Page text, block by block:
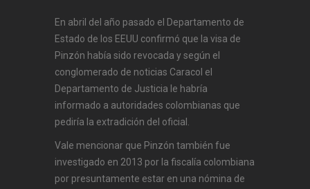
En abril del año pasado el Departamento de
Estado de los EEUU confirmó que la visa de
Pinzón había sido revocada y según el
conglomerado de noticias Caracol el
Departamento de Justicia le habría
informado a autoridades colombianas que
pediría la extradición del oficial.
Vale mencionar que Pinzón también fue
investigado en 2013 por la fiscalía colombiana
por presuntamente estar en una nómina de